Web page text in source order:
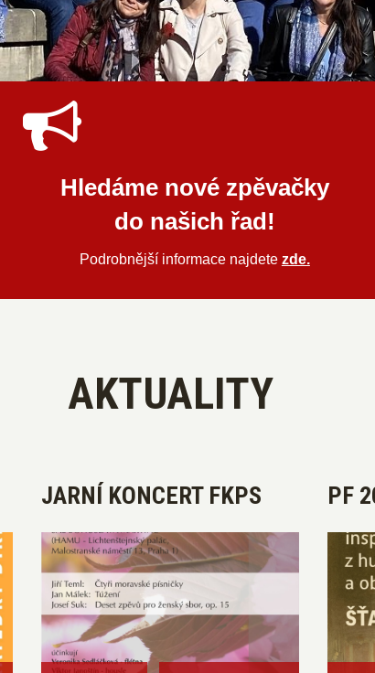
Hledáme nové zpěvačky
do našich řad!
Podrobnější informace najdete zde.
AKTUALITY
JARNÍ KONCERT FKPS PF